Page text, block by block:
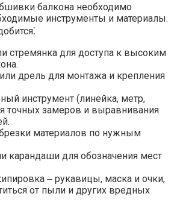
балкона необходимо
инструменты и материалы.​
стремянка для доступа к высоким
дрель для монтажа и крепления
инструмент (линейка, метр,
точных замеров и выравнивания
материалов по нужным
карандаши для обозначения мест
‒ рукавицы, маска и очки,
от пыли и других вредных